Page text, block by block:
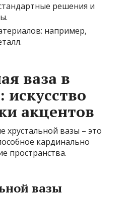
решения и
например,
ваза в
искусство
акцентов
вазы – это
кардинально
пространства.
вазы